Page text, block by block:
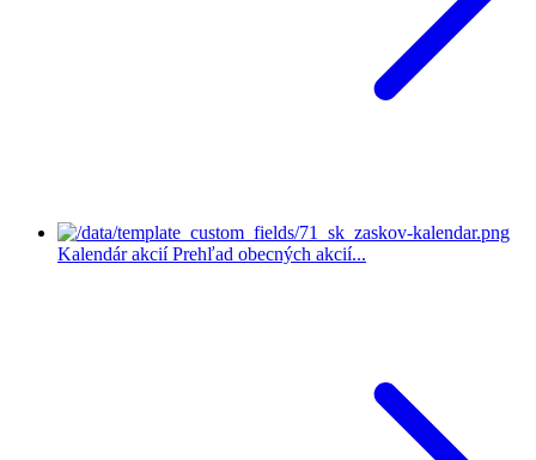
Kalendár akcií Prehľad obecných akcií...